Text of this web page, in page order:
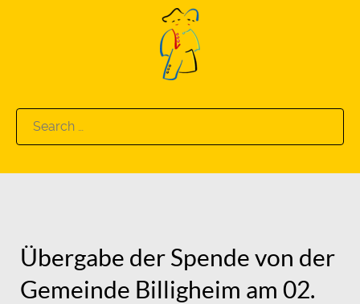
Search
for:
Übergabe der Spende von der
Gemeinde Billigheim am 02.